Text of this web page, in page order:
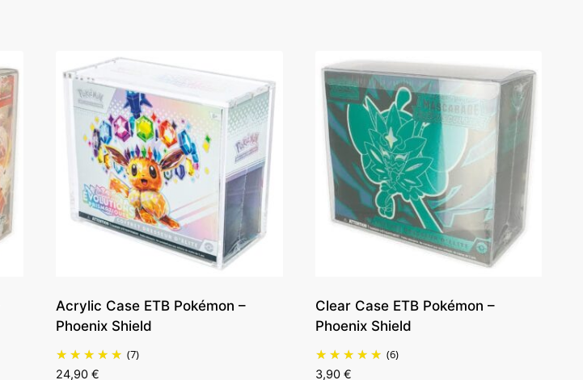
Acrylic Case ETB Pokémon –
Phoenix Shield
(7)
24,90 €
Clear Case ETB Pokémon –
Phoenix Shield
(6)
3,90 €